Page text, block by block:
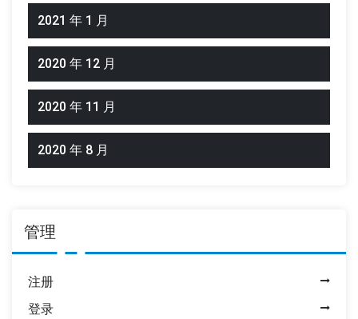
2021 年 1 月
2020 年 12 月
2020 年 11 月
2020 年 8 月
管理
注册
登录